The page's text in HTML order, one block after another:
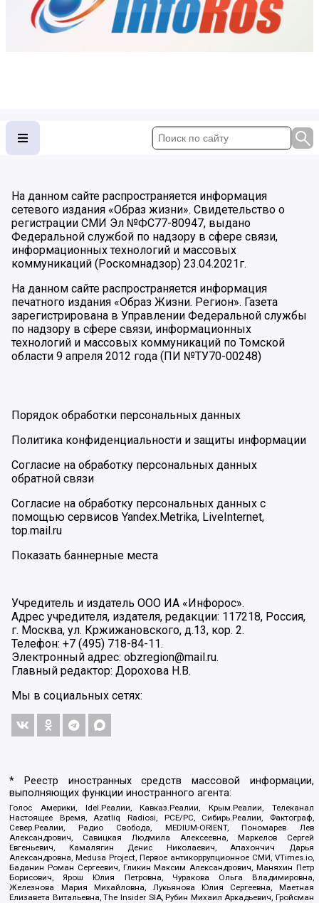
На данном сайте распространяется информация
сетевого издания «Образ жизни». Свидетельство о
регистрации СМИ Эл №ФС77-80947, выдано
Федеральной службой по надзору в сфере связи,
информационных технологий и массовых
коммуникаций (Роскомнадзор) 23.04.2021г.
На данном сайте распространяется информация
печатного издания «Образ Жизни. Регион». Газета
зарегистрирована в Управлении Федеральной службы
по надзору в сфере связи, информационных
технологий и массовых коммуникаций по Томской
области 9 апреля 2012 года (ПИ №ТУ70-00248)
Порядок обработки персональных данных
Политика конфиденциальности и защиты информации
Согласие на обработку персональных данных
обратной связи
Согласие на обработку персональных данных с
помощью сервисов Yandex.Metrika, LiveInternet,
top.mail.ru
Показать баннерные места
Учредитель и издатель ООО ИА «Инфорос».
Адрес учредителя, издателя, редакции: 117218, Россия,
г. Москва, ул. Кржижановского, д.13, кор. 2.
Телефон: +7 (495) 718-84-11.
Электронный адрес: obzregion@mail.ru.
Главный редактор: Дорохова Н.В.
Мы в социальных сетях:
* Реестр иностранных средств массовой информации,
выполняющих функции иностранного агента:
Голос Америки, Idel.Реалии, Кавказ.Реалии, Крым.Реалии, Телеканал
Настоящее Время, Azatliq Radiosi, PCE/PC, Сибирь.Реалии, Фактограф,
Север.Реалии, Радио Свобода, MEDIUM-ORIENT, Пономарев Лев
Александрович, Савицкая Людмила Алексеевна, Маркелов Сергей
Евгеньевич, Камалягин Денис Николаевич, Апахончич Дарья
Александровна, Medusa Project, Первое антикоррупционное СМИ, VTimes.io,
Баданин Роман Сергеевич, Гликин Максим Александрович, Маняхин Петр
Борисович, Ярош Юлия Петровна, Чуракова Ольга Владимировна,
Железнова Мария Михайловна, Лукьянова Юлия Сергеевна, Маетная
Елизавета Витальевна, The Insider SIA, Рубин Михаил Аркадьевич, Гройсман